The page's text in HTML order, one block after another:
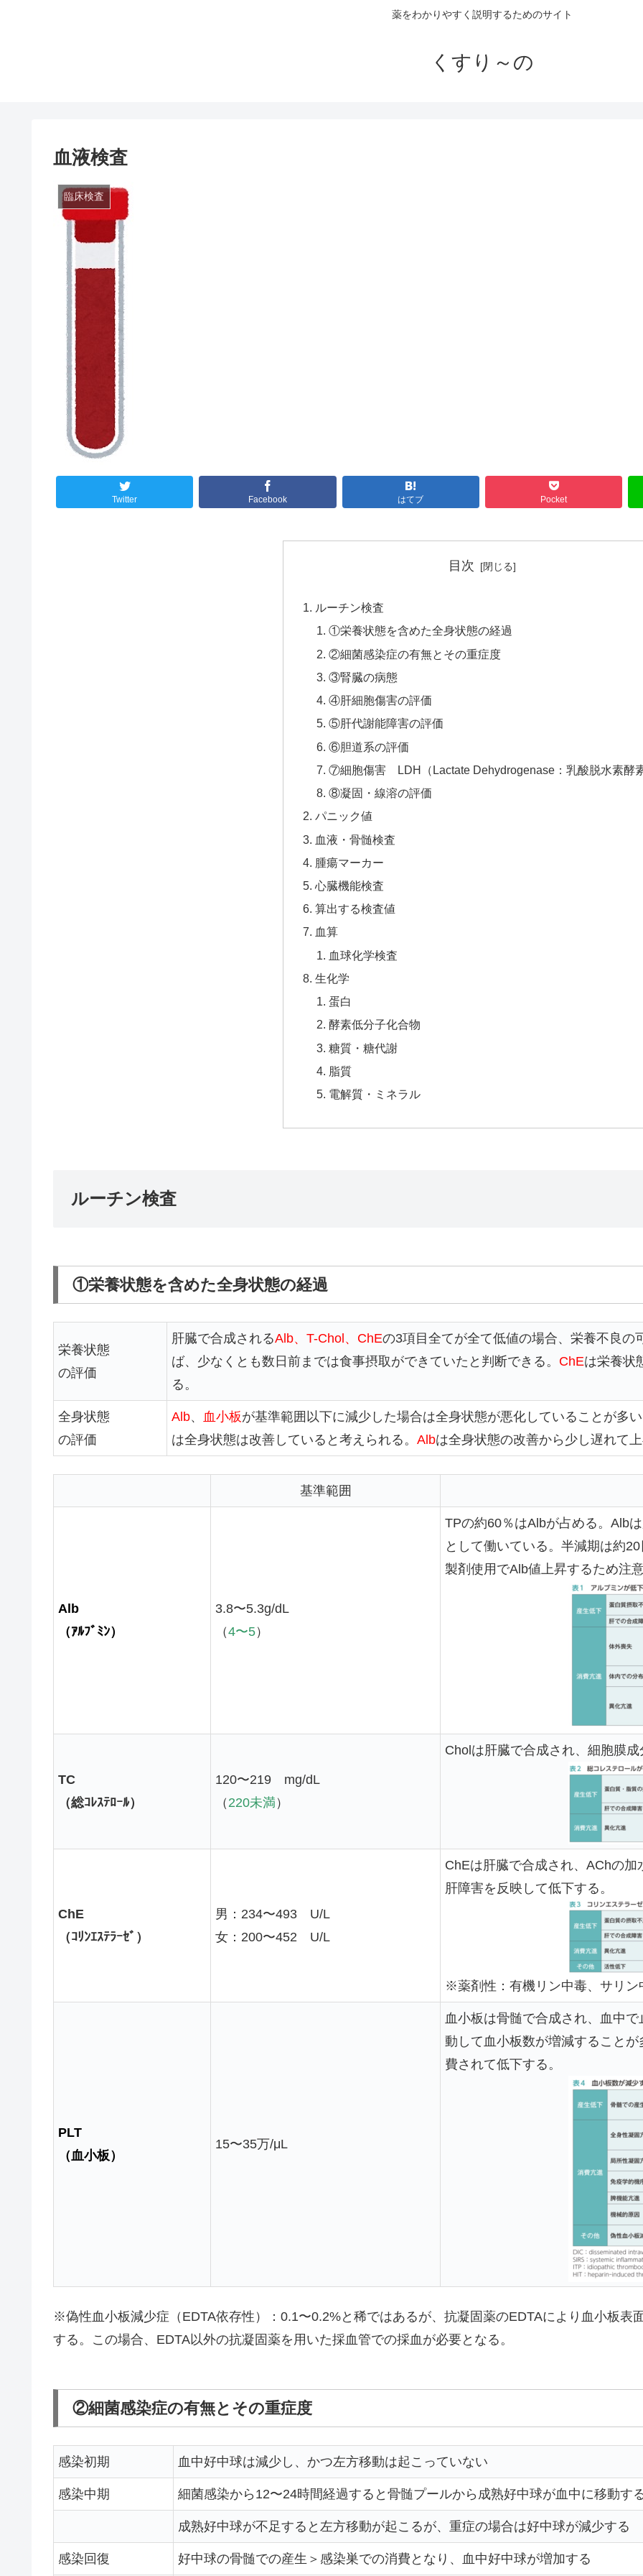
薬をわかりやすく説明するためのサイト
くすり～の
血液検査
臨床検査
Twitter Facebook はてブ Pocket
目次
ルーチン検査
①栄養状態を含めた全身状態の経過
②細菌感染症の有無とその重症度
③腎臓の病態
④肝細胞傷害の評価
⑤肝代謝能障害の評価
⑥胆道系の評価
⑦細胞傷害 LDH（Lactate Dehydrogenase：乳酸脱水素酵
⑧凝固・線溶の評価
パニック値
血液・骨髄検査
腫瘍マーカー
心臓機能検査
算出する検査値
血算
血球化学検査
生化学
蛋白
酵素低分子化合物
糖質・糖代謝
脂質
電解質・ミネラル
ルーチン検査
①栄養状態を含めた全身状態の経過
栄養状態
の評価
肝臓で合成されるAlb、T-Chol、ChEの3項目全てが全て低値の場合、栄養不良
ば、少なくとも数日前までは食事摂取ができていたと判断できる。 ChEは栄養状
る。
全身状態
の評価
Alb、 血小板が基準範囲以下に減少した場合は全身状態が悪化していることが多
は全身状態は改善していると考えられる。 Albは全身状態の改善から少し遅れて
基準範囲
Alb
（ｱﾙﾌﾞﾐﾝ）
3.8〜5.3g/dL
（4〜5）
TPの約60％はAlbが占める。Alb
として働いている。半減期は約
製剤使用でAlb値上昇するため注
TC
（総ｺﾚｽﾃﾛｰﾙ）
120〜219 mg/dL
（ 220未満 ）
Cholは肝臓で合成され、細胞膜
ChE
（ｺﾘﾝｴｽﾃﾗｰｾﾞ）
男：234〜493 U/L
女：200〜452 U/L
ChEは肝臓で合成され、AChの
肝障害を反映して低下する。
※薬剤性：有機リン中毒、サリン
PLT
（血小板）
15〜35万/μL
血小板は骨髄で合成され、血中
動して血小板数が増減すること
費されて低下する。
※偽性血小板減少症（EDTA依存性）：0.1〜0.2%と稀ではあるが、抗凝固薬のEDTAにより血小板表
する。この場合、EDTA以外の抗凝固薬を用いた採血管での採血が必要となる。
②細菌感染症の有無とその重症度
感染初期 血中好中球は減少し、かつ左方移動は起こっていない
感染中期 細菌感染から12〜24時間経過すると骨髄プールから成熟好中球が血中に移動す
成熟好中球が不足すると左方移動が起こるが、重症の場合は好中球が減少する
感染回復 好中球の骨髄での産生＞感染巣での消費となり、血中好中球が増加する